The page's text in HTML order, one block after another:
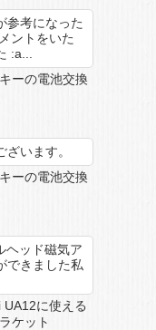
参考になった
ントをいた
:a...
ーの電池交換
います。
ーの電池交換
ヘッド磁気ア
できました私
に使える
ケット